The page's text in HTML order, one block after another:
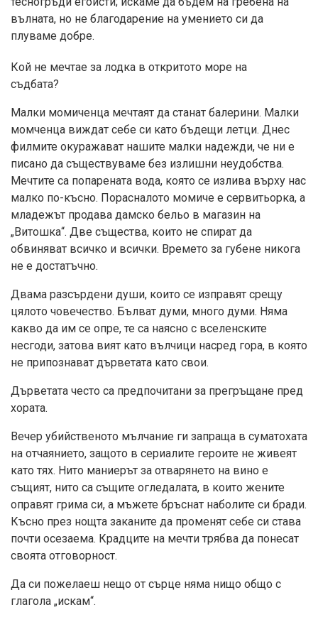
вълната, но не благодарение на умението си да
плуваме добре.
Кой не мечтае за лодка в откритото море на
съдбата?
Малки момиченца мечтаят да станат балерини. Малки
момченца виждат себе си като бъдещи летци. Днес
филмите окуражават нашите малки надежди, че ни е
писано да съществуваме без излишни неудобства.
Мечтите са попарената вода, която се излива върху нас
малко по-късно. Порасналото момиче е сервитьорка, а
младежът продава дамско бельо в магазин на
„Витошка“. Две същества, които не спират да
обвиняват всичко и всички. Времето за губене никога
не е достатъчно.
Двама разсърдени души, които се изправят срещу
цялото човечество. Бълват думи, много думи. Няма
какво да им се опре, те са наясно с вселенските
несгоди, затова вият като вълчици насред гора, в която
не припознават дърветата като свои.
Дърветата често са предпочитани за прегръщане пред
хората.
Вечер убийственото мълчание ги запраща в суматохата
на отчаянието, защото в сериалите героите не живеят
като тях. Нито маниерът за отварянето на вино е
същият, нито са същите огледалата, в които жените
оправят грима си, а мъжете бръснат наболите си бради.
Късно през нощта заканите да променят себе си става
почти осезаема. Крадците на мечти трябва да понесат
своята отговорност.
Да си пожелаеш нещо от сърце няма нищо общо с
глагола „искам“.